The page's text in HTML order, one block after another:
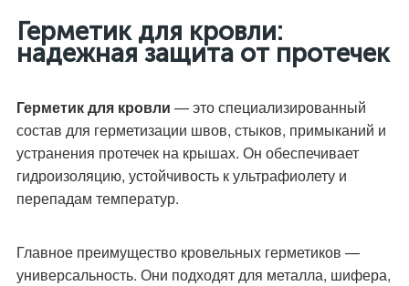
Герметик для кровли:
надежная защита от протечек
Герметик для кровли — это специализированный
состав для герметизации швов, стыков, примыканий и
устранения протечек на крышах. Он обеспечивает
гидроизоляцию, устойчивость к ультрафиолету и
перепадам температур.
Главное преимущество кровельных герметиков —
универсальность. Они подходят для металла, шифера,